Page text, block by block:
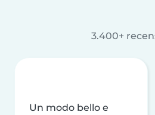
3.400+
Un modo bello e